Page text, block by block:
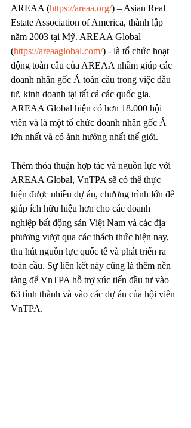
AREAA (https://areaa.org/) – Asian Real
Estate Association of America, thành lập
năm 2003 tại Mỹ. AREAA Global
(https://areaaglobal.com/) - là tổ chức hoạt
động toàn cầu của AREAA nhằm giúp các
doanh nhân gốc Á toàn cầu trong việc đầu
tư, kinh doanh tại tất cả các quốc gia.
AREAA Global hiện có hơn 18.000 hội
viên và là một tổ chức doanh nhân gốc Á
lớn nhất và có ảnh hưởng nhất thế giới.
Thêm thỏa thuận hợp tác và nguồn lực với
AREAA Global, VnTPA sẽ có thể thực
hiện được nhiều dự án, chương trình lớn để
giúp ích hữu hiệu hơn cho các doanh
nghiệp bất động sản Việt Nam và các địa
phương vượt qua các thách thức hiện nay,
thu hút nguồn lực quốc tế và phát triển ra
toàn cầu. Sự liên kết này cũng là thêm nền
tảng để VnTPA hỗ trợ xúc tiến đầu tư vào
63 tỉnh thành và vào các dự án của hội viên
VnTPA.